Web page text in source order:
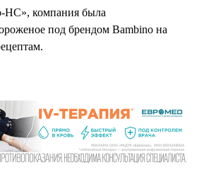
НС», компания была
под брендом Bambino на